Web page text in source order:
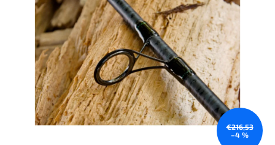
hviezdičiek.
€216,53
–4 %